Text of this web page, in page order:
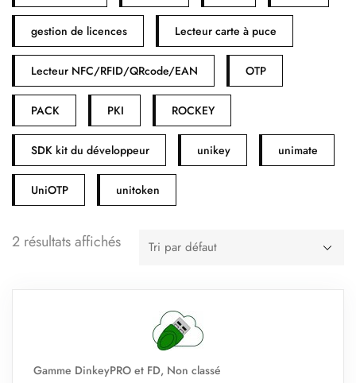
gestion de licences Lecteur carte à puce
Lecteur NFC/RFID/QRcode/EAN OTP
PACK PKI ROCKEY
SDK kit du développeur unikey unimate
UniOTP unitoken
2 résultats affichés
Gamme DinkeyPRO et FD, Non classé